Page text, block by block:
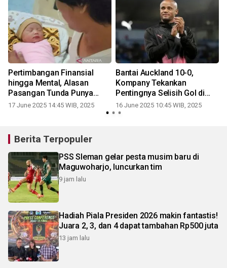
Pertimbangan Finansial
hingga Mental, Alasan
Pasangan Tunda Punya
Anak
17 June 2025 14:45 WIB, 2025
Bantai Auckland 10-0,
Kompany Tekankan
Pentingnya Selisih Gol di
Grup Berat
16 June 2025 10:45 WIB, 2025
Berita Terpopuler
PSS Sleman gelar pesta musim baru di
Maguwoharjo, luncurkan tim
9 jam lalu
Hadiah Piala Presiden 2026 makin fantastis!
Juara 2, 3, dan 4 dapat tambahan Rp500 juta
13 jam lalu